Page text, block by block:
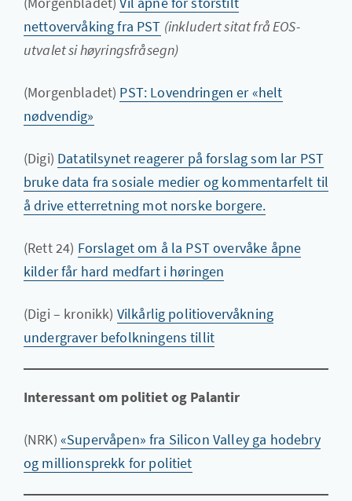
nettovervåking fra PST (inkludert sitat frå EOS-
utvalet si høyringsfråsegn)
(Morgenbladet) PST: Lovendringen er «helt
nødvendig»
(Digi) Datatilsynet reagerer på forslag som lar PST
bruke data fra sosiale medier og kommentarfelt til
å drive etterretning mot norske borgere.
(Rett 24) Forslaget om å la PST overvåke åpne
kilder får hard medfart i høringen
(Digi – kronikk) Vilkårlig politiovervåkning
undergraver befolkningens tillit
Interessant om politiet og Palantir
(NRK) «Supervåpen» fra Silicon Valley ga hodebry
og millionsprekk for politiet